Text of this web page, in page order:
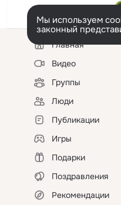
Мы используем
законный
Левая
колонкаГлавная
Видео
Группы
Люди
Публикации
Игры
Подарки
Поздравления
Рекомендации